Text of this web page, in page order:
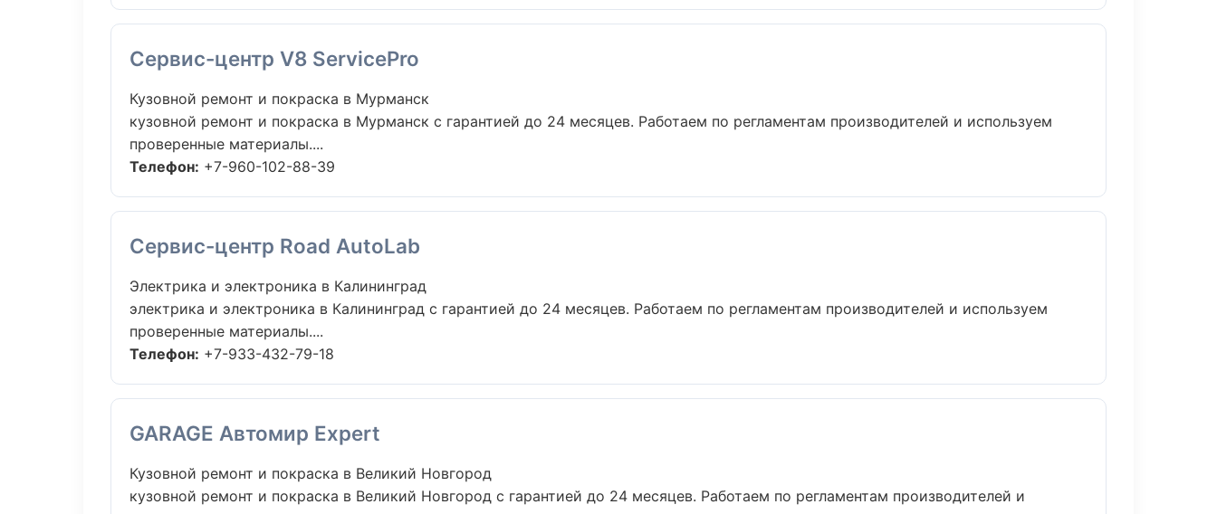
Сервис-центр V8 ServicePro
Кузовной ремонт и покраска в Мурманск
кузовной ремонт и покраска в Мурманск с гарантией до 24 месяцев. Работаем по регламентам производителей и используем
проверенные материалы....
Телефон: +7-960-102-88-39
Сервис-центр Road AutoLab
Электрика и электроника в Калининград
электрика и электроника в Калининград с гарантией до 24 месяцев. Работаем по регламентам производителей и используем
проверенные материалы....
Телефон: +7-933-432-79-18
GARAGE Автомир Expert
Кузовной ремонт и покраска в Великий Новгород
кузовной ремонт и покраска в Великий Новгород с гарантией до 24 месяцев. Работаем по регламентам производителей и